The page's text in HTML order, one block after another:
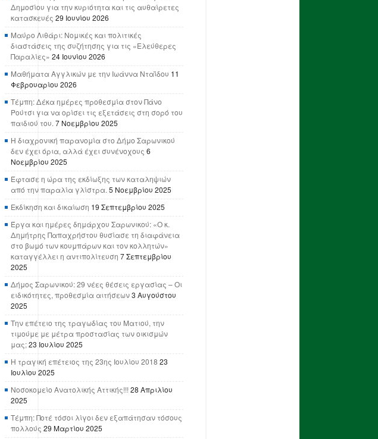
Δημοσίου για την κυριότητα και τις αυθαίρετες
κατασκευές 29 Ιουνίου 2026
Μαύρο Λιθάρι: Νομικές και πολιτικές
διαστάσεις της συζήτησης για τις «Ελεύθερες
Παραλίες» 24 Ιουνίου 2026
Μαθήματα Αγγλικών με την Ιωάννα Νταΐδου 11
Φεβρουαρίου 2026
Τέμπη: Δέκα ημέρες προθεσμία στον Πάνο
Ρούτσι για να ορίσει τις εξετάσεις στη σορό του
παιδιού του. 7 Νοεμβρίου 2025
Η διαχρονική παρανομία στο Δήμο Σαρωνικού
δεν έχει όρια, αλλά έχει συνένοχους 6
Νοεμβρίου 2025
Έφτασε η ώρα της εκδίωξης των καταληψιών
από την παραλία γλίστρα. 5 Νοεμβρίου 2025
Εκδίκηση και δικαίωση 19 Σεπτεμβρίου 2025
Έργα και ημέρες δημάρχου Σαρωνικού: «Ο κ.
Δημήτρης Παπαχρήστου θυσίασε τη διαφάνεια
στο βωμό των κουμπάρων και τον κολλητών»
καταγγέλλει η αντιπολίτευση 7 Σεπτεμβρίου
2025
Δήμος Σαρωνικού: 29 νέες θέσεις εργασίας – Οι
ειδικότητες, προθεσμία αιτήσεων3 Αυγούστου
2025
Την επέτειο της τραγωδίας του Ματιού, την
τιμούμε με μέτρα προστασίας των οικισμών
μας;23 Ιουλίου 2025
Η τραγική επέτειος της 23ης Ιουλίου 2018 23
Ιουλίου 2025
Νοσοκομείο Ανατολικής Αττικής!!! 28 Απριλίου
2025
Τέμπη: Ποτέ τόσοι λίγοι δεν εξαπάτησαν τόσους
πολλούς 29 Μαρτίου 2025